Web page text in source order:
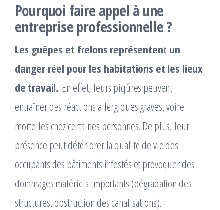
Pourquoi faire appel à une
entreprise professionnelle ?
Les guêpes et frelons représentent un
danger réel pour les habitations et les lieux
de travail. En effet, leurs piqûres peuvent
entraîner des réactions allergiques graves, voire
mortelles chez certaines personnes. De plus, leur
présence peut détériorer la qualité de vie des
occupants des bâtiments infestés et provoquer des
dommages matériels importants (dégradation des
structures, obstruction des canalisations).